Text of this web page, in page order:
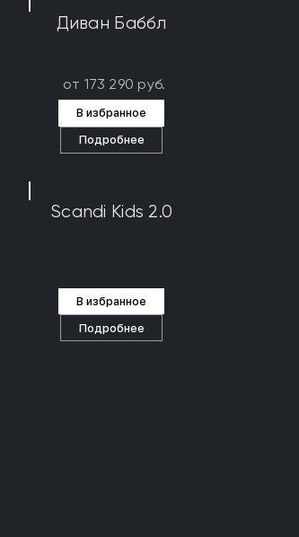
Диван Баббл
от 173 290 руб.
В избранное
Подробнее
Scandi Kids 2.0
В избранное
Подробнее